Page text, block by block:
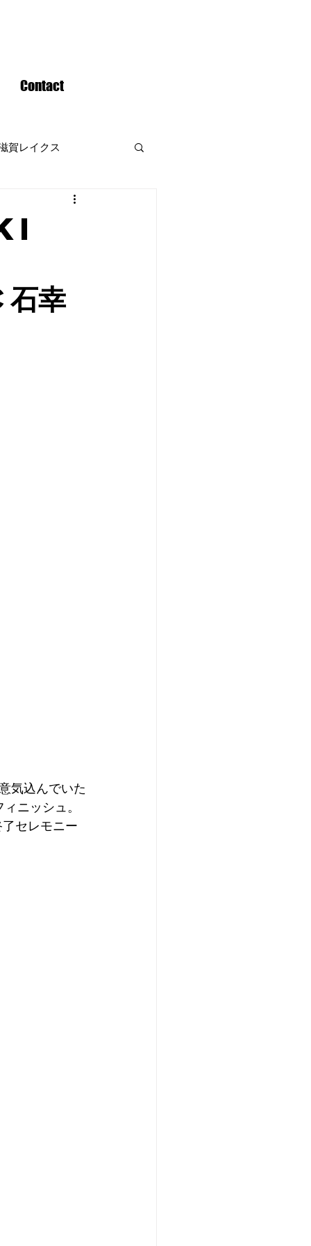
Contact
賀レイクス
幸
気込んでいた
ニッシュ。
セレモニー